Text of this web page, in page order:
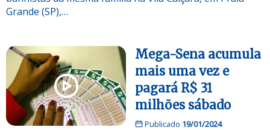
Grande (SP),…
Mega-Sena acumula
mais uma vez e
pagará R$ 31
milhões sábado
Publicado 19/01/2024